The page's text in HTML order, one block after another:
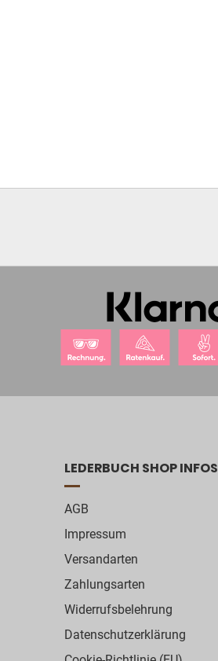
LEDERBUCH SHOP INFOS
AGB
Impressum
Versandarten
Zahlungsarten
Widerrufsbelehrung
Datenschutzerklärung